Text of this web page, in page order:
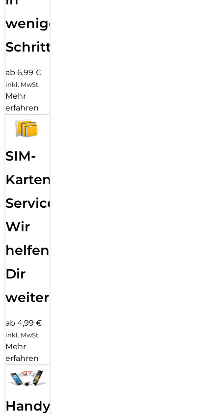
wenigen
Schritten
ab 6,99 €
inkl. MwSt.
Mehr
erfahren
SIM-
Karten
Service:
Wir
helfen
Dir
weiter
ab 4,99 €
inkl. MwSt.
Mehr
erfahren
Handy